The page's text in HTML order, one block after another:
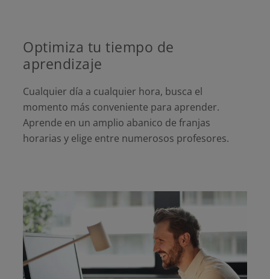
Optimiza tu tiempo de
aprendizaje
Cualquier día a cualquier hora, busca el
momento más conveniente para aprender.
Aprende en un amplio abanico de franjas
horarias y elige entre numerosos profesores.